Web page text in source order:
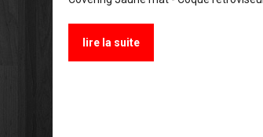
lire la suite